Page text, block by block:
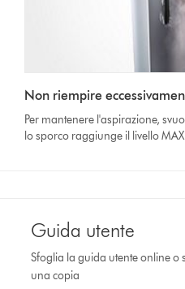
Non riempire
Per mantenere l'aspirazione,
lo sporco raggiunge il livello
Guida utente
Sfoglia la guida utente online o
una copia